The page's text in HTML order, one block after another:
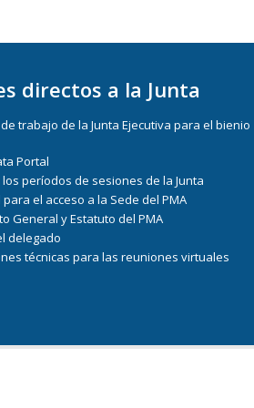
directos a la Junta
trabajo de la Junta Ejecutiva para el bienio
Portal
los períodos de sesiones de la Junta
el acceso a la Sede del PMA
General y Estatuto del PMA
delegado
técnicas para las reuniones virtuales